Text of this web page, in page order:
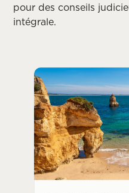
pour des conseils
intégrale.